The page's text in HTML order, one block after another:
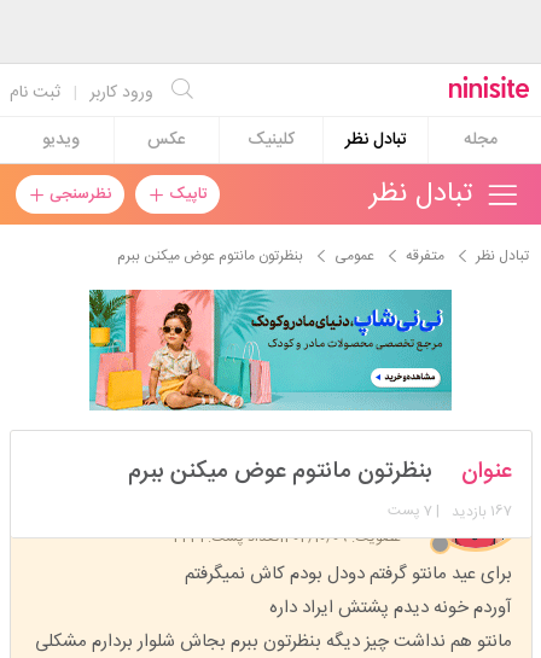
ثبت نام | ورود کاربر
مجله
تبادل نظر کلینیک عکس ویدیو
تاپیک نظرسنجی تبادل نظر
تبادل نظر متفرقه عمومی بنظرتون مانتوم عوض میکنن ببرم
sepidehtm
عضویت: 1402/10/09 تعداد پست: 2431
عنوان بنظرتون مانتوم عوض میکنن ببرم
167 بازدید | 7 پست
برای عید مانتو گرفتم دودل بودم کاش نمیگرفتم
آوردم خونه دیدم پشتش ایراد داره
مانتو هم نداشت چیز دیگه بنظرتون ببرم بجاش شلوار بردارم مشکلی